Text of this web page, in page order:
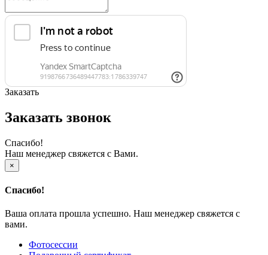
Заказать
Заказать звонок
Спасибо!
Наш менеджер свяжется с Вами.
×
Спасибо!
Ваша оплата прошла успешно. Наш менеджер свяжется с
вами.
Фотосессии